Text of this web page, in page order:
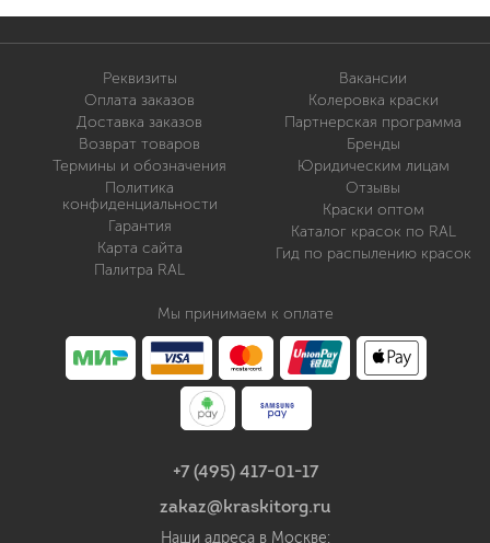
Реквизиты
Оплата заказов
Доставка заказов
Возврат товаров
Термины и обозначения
Политика
конфиденциальности
Гарантия
Карта сайта
Палитра RAL
Вакансии
Колеровка краски
Партнерская программа
Бренды
Юридическим лицам
Отзывы
Краски оптом
Каталог красок по RAL
Гид по распылению красок
Мы принимаем к оплате
+7 (495) 417-01-17
zakaz@kraskitorg.ru
Наши адреса в Москве: